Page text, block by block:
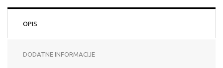
OPIS
DODATNE INFORMACIJE